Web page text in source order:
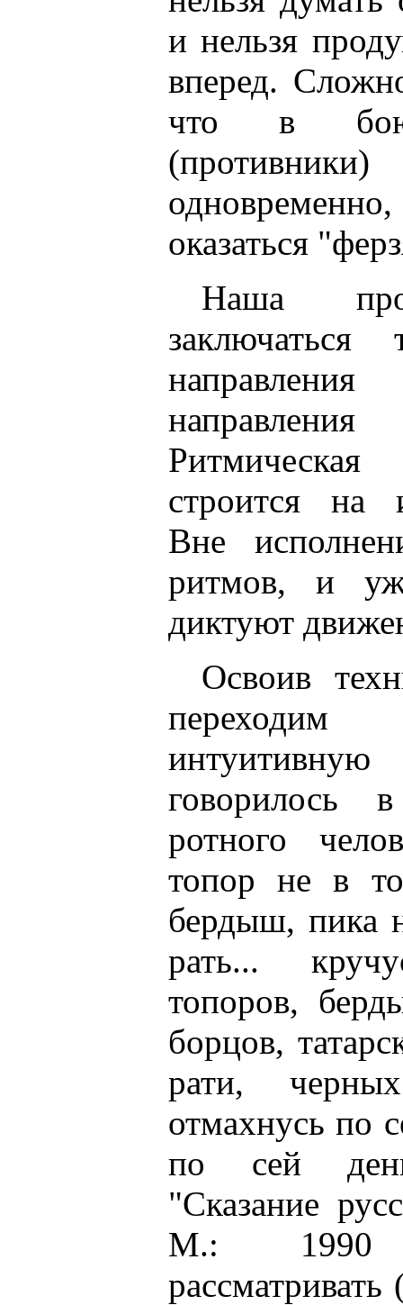
и нельзя
вперед.
что в
оказаться
Наша
строится на
Вне
ритмов, и
диктуют
Освоив
говорилось
ротного
топор не в
бердыш, пика
рать...
топоров,
борцов,
рати,
отмахнусь по
по сей
"Сказание
М.: 1990